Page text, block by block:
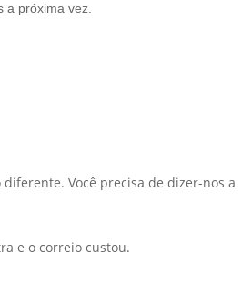
próxima vez.
Você precisa de dizer-nos a
e o correio custou.